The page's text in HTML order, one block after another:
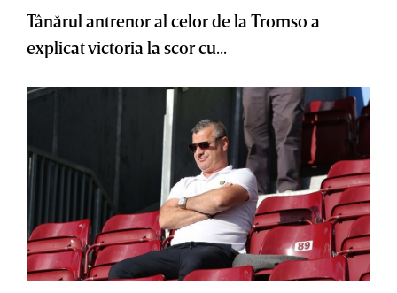
Tânărul antrenor al celor de la Tromso a
explicat victoria la scor cu...